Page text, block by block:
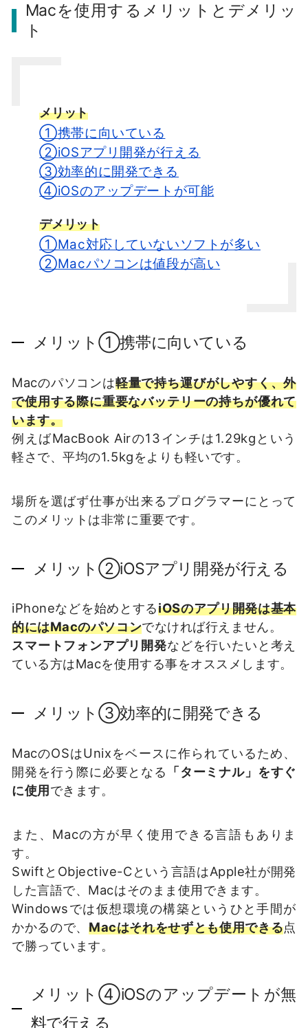
Macを使用するメリットとデメリッ
ト
メリット
①携帯に向いている
②iOSアプリ開発が行える
③効率的に開発できる
④iOSのアップデートが可能
デメリット
①Mac対応していないソフトが多い
②Macパソコンは値段が高い
メリット①携帯に向いている
Macのパソコンは軽量で持ち運びがしやすく、外
で使用する際に重要なバッテリーの持ちが優れて
います。
例えばMacBook Airの13インチは1.29kgという
軽さで、平均の1.5kgをよりも軽いです。
場所を選ばず仕事が出来るプログラマーにとって
このメリットは非常に重要です。
メリット②iOSアプリ開発が行える
iPhoneなどを始めとするiOSのアプリ開発は基本
的にはMacのパソコンでなければ行えません。
スマートフォンアプリ開発などを行いたいと考え
ている方はMacを使用する事をオススメします。
メリット③効率的に開発できる
MacのOSはUnixをベースに作られているため、
開発を行う際に必要となる 「ターミナル」をすぐ
に使用できます。
また、Macの方が早く使用できる言語もありま
す。
SwiftとObjective-Cという言語はApple社が開発
した言語で、Macはそのまま使用できます。
Windowsでは仮想環境の構築というひと手間が
かかるので、Macはそれをせずとも使用できる点
で勝っています。
メリット④iOSのアップデートが無
料で行える